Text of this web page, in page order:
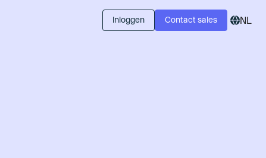
Inloggen Contact sales NL